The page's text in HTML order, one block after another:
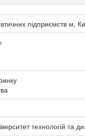
підприємств м.
технологій та